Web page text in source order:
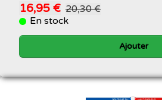
16,95 € 20,30 €
En stock
Ajouter